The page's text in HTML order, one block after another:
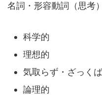
名詞・形容動詞（思考）
科学的
理想的
気取らず・ざっく
論理的